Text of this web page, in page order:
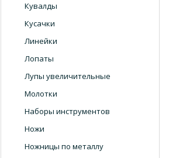
Кувалды
Кусачки
Линейки
Лопаты
Лупы увеличительные
Молотки
Наборы инструментов
Ножи
Ножницы по металлу